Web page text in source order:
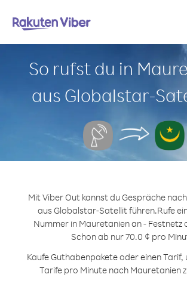
So rufst du in
aus Globalstar-
Mit Viber Out kannst du Gespräche
aus Globalstar-Satellit führen.Rufe
Nummer in Mauretanien an - Festnetz
Schon ab nur 70.0 ¢ pro
Kaufe Guthabenpakete oder einen Tarif,
Tarife pro Minute nach Mauretanien